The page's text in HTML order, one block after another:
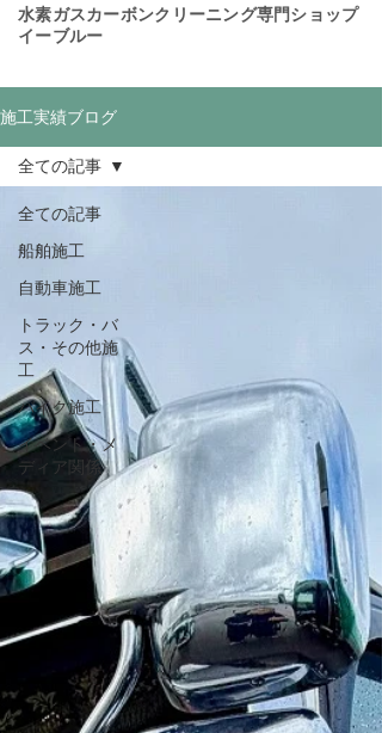
​水素ガスカーボンクリーニング専門ショップ
イーブルー
施工実績ブログ
全ての記事
船舶施工
自動車施工
トラック・バ
ス・その他施
工
バイク施工
イベント・メ
ディア関係
全ての記事